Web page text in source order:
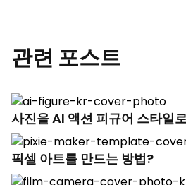
관련 포스트
사진을 AI 액션 피규어 스타일
픽셀 아트를 만드는 방법?